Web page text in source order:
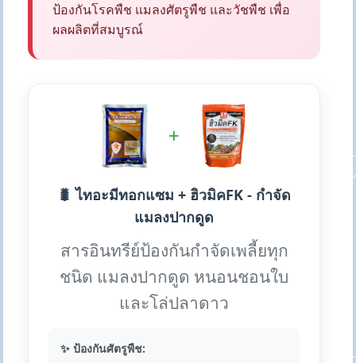
ป้องกันโรคพืช แมลงศัตรูพืช และวัชพืช เพื่อ
ผลผลิตที่สมบูรณ์
+
🐛 ไทอะมีทอกแซม + ฮิวมิคFK - กำจัด
แมลงปากดูด
สารอินทรีย์ป้องกันกำจัดเพลี้ยทุก
ชนิด แมลงปากดูด หนอนชอนใบ
และโล่ปลาดาว
✨ ป้องกันศัตรูพืช: